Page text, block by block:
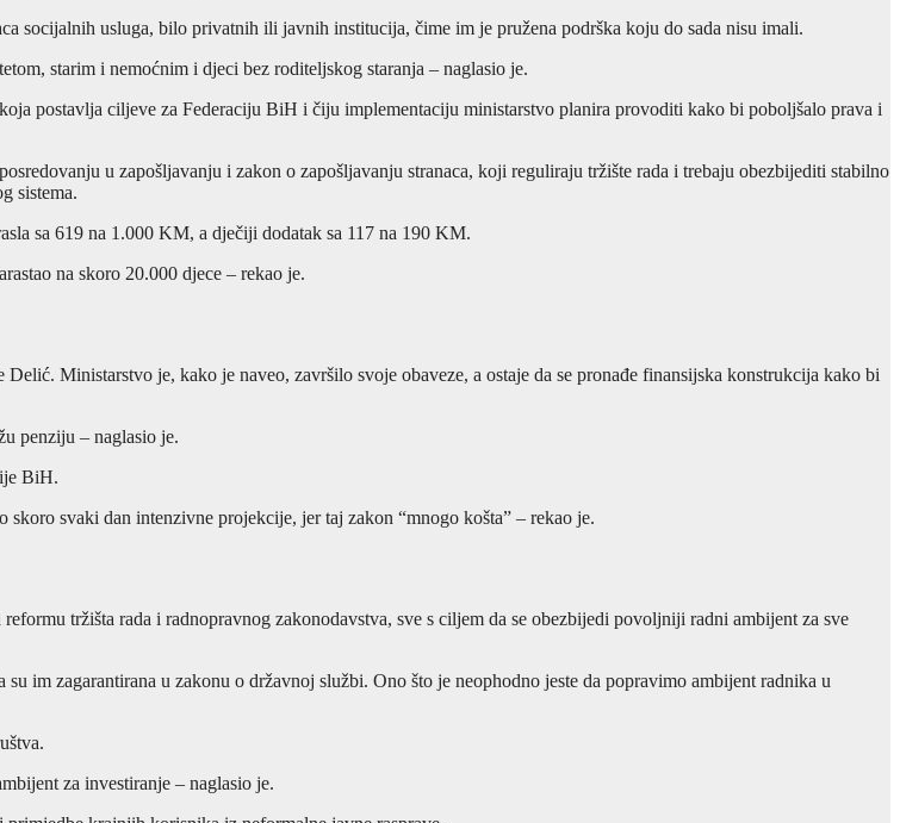
socijalnih usluga, bilo privatnih ili javnih institucija, čime im je pružena podrška koju do sada nisu imali.
starim i nemoćnim i djeci bez roditeljskog staranja – naglasio je.
postavlja ciljeve za Federaciju BiH i čiju implementaciju ministarstvo planira provoditi kako bi poboljšalo prava i
u zapošljavanju i zakon o zapošljavanju stranaca, koji reguliraju tržište rada i trebaju obezbijediti stabilno
sistema.
sa 619 na 1.000 KM, a dječiji dodatak sa 117 na 190 KM.
na skoro 20.000 djece – rekao je.
Ministarstvo je, kako je naveo, završilo svoje obaveze, a ostaje da se pronađe finansijska konstrukcija kako bi
penziju – naglasio je.
BiH.
svaki dan intenzivne projekcije, jer taj zakon “mnogo košta” – rekao je.
tržišta rada i radnopravnog zakonodavstva, sve s ciljem da se obezbijedi povoljniji radni ambijent za sve
im zagarantirana u zakonu o državnoj službi. Ono što je neophodno jeste da popravimo ambijent radnika u
za investiranje – naglasio je.